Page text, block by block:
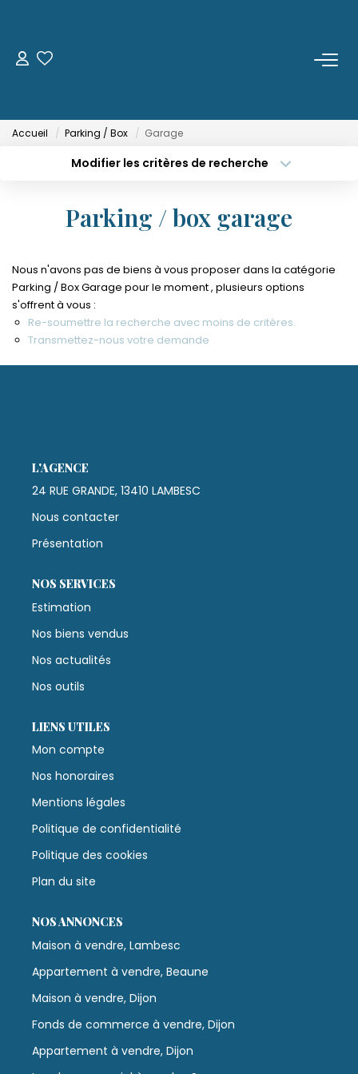
LOUER
FAIRE GÉRER
NOTRE AGENCE
Notre Équipe
Accueil Parking / Box Garage
Modifier les critères de recherche
Type de bien
Créer une alerte
Parking / box garage
Nous n'avons pas de biens à vous proposer dans la catégorie
Parking / Box Garage pour le moment , plusieurs options
s'offrent à vous :
Re-soumettre la recherche avec moins de critères.
Transmettez-nous votre demande
L'AGENCE
24 RUE GRANDE, 13410 LAMBESC
Nous contacter
Présentation
NOS SERVICES
Estimation
Nos biens vendus
Nos actualités
Nos outils
LIENS UTILES
Mon compte
Nos honoraires
Mentions légales
Politique de confidentialité
Politique des cookies
Plan du site
NOS ANNONCES
Maison à vendre, Lambesc
Appartement à vendre, Beaune
Maison à vendre, Dijon
Fonds de commerce à vendre, Dijon
Appartement à vendre, Dijon